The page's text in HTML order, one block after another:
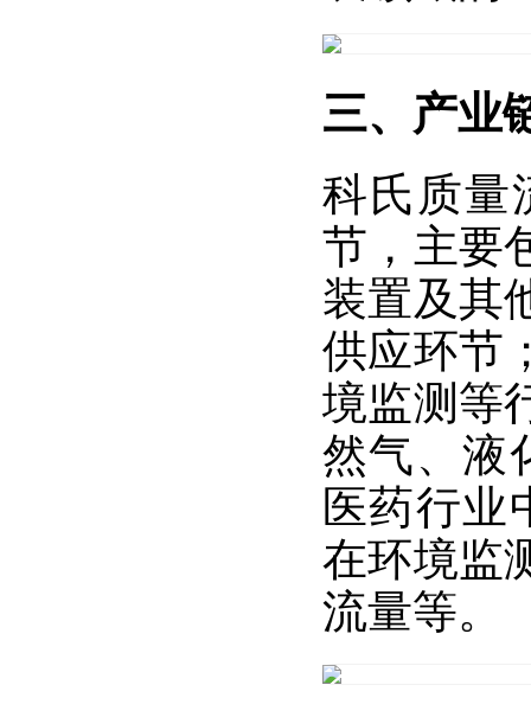
三、产业
科氏质量
节，主要
装置及其
供应环节
境监测等
然气、液
医药行业
在环境监
流量等。